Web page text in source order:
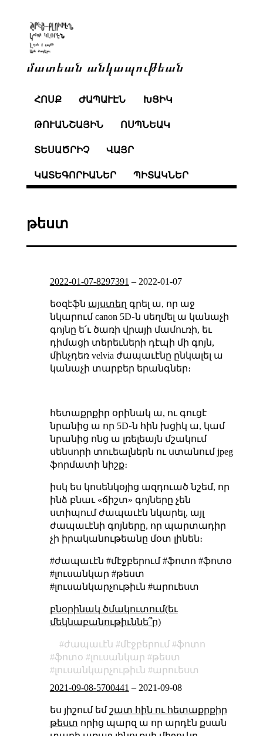
մատեան անկապութեան
ՀՈՍՔ ԺԱՊԱՒԷՆ ԽՑԻԿ
ԹՈՒԱՆՇԱՅԻՆ ՈՍՊՆԵԱԿ
ՏԵՍԱԾՐԻՉ ՎԱՅՐ
ԿԱՏԵԳՈՐԻԱՆԵՐ ՊԻՏԱԿՆԵՐ
թեստ
2022-01-07-8297391 – 2022-01-07
եօզէֆն այստեղ գրել ա, որ աջ
նկարում canon 5D֊ն սեղմել ա կանաչի
գոյնը ե՛ւ ծառի վրայի մամուռի, եւ
դիմացի տերեւների դէպի մի գոյն,
մինչդեռ velvia ժապաւէնը ընկալել ա
կանաչի տարբեր երանգներ։
հետաքրքիր օրինակ ա, ու գուցէ
նրանից ա որ 5D֊ն հին խցիկ ա, կամ
նրանից ոնց ա լռելեայն մշակում
սենսորի տուեալներն ու ստանում jpeg
ֆորմատի նիշք։
իսկ ես կոսենկօյից ազդուած նշեմ, որ
ինձ բնաւ «ճիշտ» գոյները չեն
ստիպում ժապաւէն նկարել, այլ
ժապաւէնի գոյները, որ պարտադիր
չի իրականութեանը մօտ լինեն։
#ժապաւէն #մէջբերում #ֆոտո #ֆոտօ
#լուսանկար #թեստ
#լուսանկարչութիւն #արուեստ
բնօրինակ ծմակուտում(եւ
մեկնաբանութիւննե՞ր)
ժապաւէն մէջբերում
ֆոտո
ֆոտօ
լուսանկար
թեստ
լուսանկարչութիւն
արուեստ
2021-09-08-5700441 – 2021-09-08
ես յիշում եմշատ հին ու հետաքրքիր
թեստ որից պարզ ա որ արդէն քսան